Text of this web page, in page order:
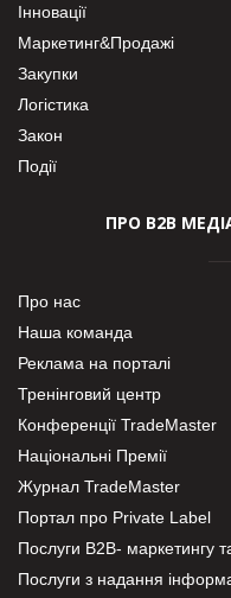
Інновації
Маркетинг&Продажі
Закупки
Логістика
Закон
Події
ПРО В2В
Про нас
Наша команда
Реклама на порталі
Тренінговий центр
Конференції TradeMaster
Національні Премії
Журнал TradeMaster
Портал про Private Label
Послуги В2В- маркетингу
Послуги з надання